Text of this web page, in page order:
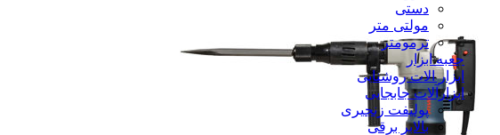
دستی
مولتی متر
ترمومتر
جعبه ابزار
ابزار الات روشنایی
ابزارآلات جابجایی
پولیفت زنجیری
بالابر برقی